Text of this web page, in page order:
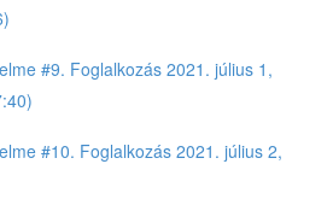
#9. Foglalkozás 2021. július 1,
#10. Foglalkozás 2021. július 2,